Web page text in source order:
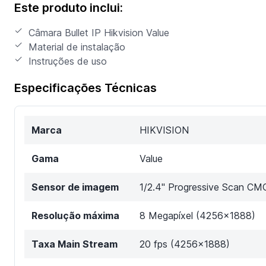
Este produto inclui:
Câmara Bullet IP Hikvision Value
Material de instalação
Instruções de uso
Especificações Técnicas
Marca HIKVISION
Gama Value
Sensor de imagem 1/2.4" Progressive Scan
Resolução máxima 8 Megapíxel (4256x1888)
Taxa Main Stream 20 fps (4256x1888)